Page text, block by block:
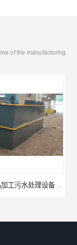
of the manufacturing